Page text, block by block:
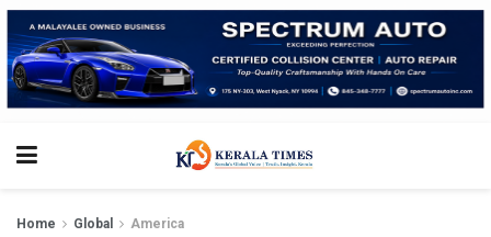
Home Global America